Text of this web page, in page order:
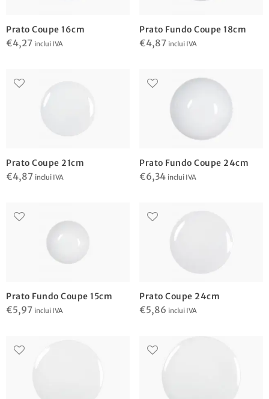
Prato Coupe 16cm
€4,27 inclui IVA
Prato Fundo Coupe 18cm
€4,87 inclui IVA
Prato Coupe 21cm
€4,87 inclui IVA
Prato Fundo Coupe 24cm
€6,34 inclui IVA
Prato Fundo Coupe 15cm
€5,97 inclui IVA
Prato Coupe 24cm
€5,86 inclui IVA